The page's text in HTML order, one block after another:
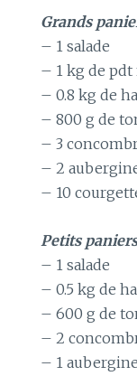
Grands
– 1 salade
– 1 kg de
– 0.8 kg de
– 800 g de
– 3
– 2
– 10
Petits
– 1 salade
– 0.5 kg de
– 600 g de
– 2
– 1 aubergine